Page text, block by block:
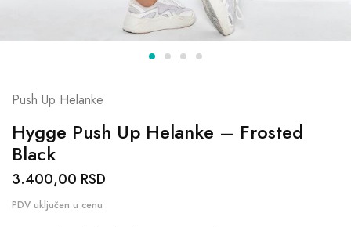
Push Up Helanke
Hygge Push Up Helanke – Frosted
Black
3.400,00 RSD